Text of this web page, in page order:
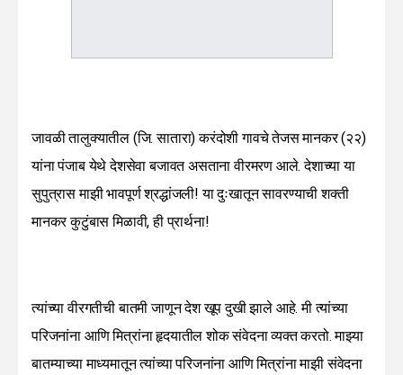
जावळी तालुक्यातील (जि. सातारा) करंदोशी गावचे तेजस मानकर (२२)
यांना पंजाब येथे देशसेवा बजावत असताना वीरमरण आले. देशाच्या या
सुपुत्रास माझी भावपूर्ण श्रद्धांजली! या दुःखातून सावरण्याची शक्ती
मानकर कुटुंबास मिळावी, ही प्रार्थना!
त्यांच्या वीरगतीची बातमी जाणून देश खूप दुखी झाले आहे. मी त्यांच्या
परिजनांना आणि मित्रांना हृदयातील शोक संवेदना व्यक्त करतो. माझ्या
बातम्याच्या माध्यमातून त्यांच्या परिजनांना आणि मित्रांना माझी संवेदना